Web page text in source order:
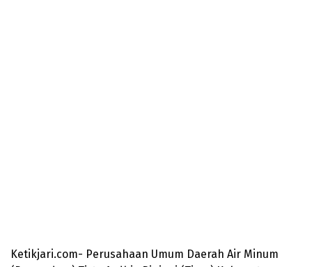
Ketikjari.com- Perusahaan Umum Daerah Air Minum